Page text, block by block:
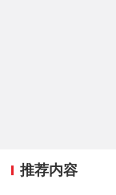
推荐内容